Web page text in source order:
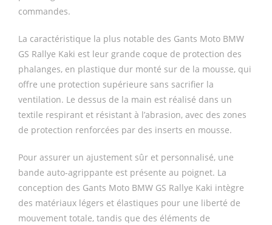
commandes.
La caractéristique la plus notable des Gants Moto BMW
GS Rallye Kaki est leur grande coque de protection des
phalanges, en plastique dur monté sur de la mousse, qui
offre une protection supérieure sans sacrifier la
ventilation. Le dessus de la main est réalisé dans un
textile respirant et résistant à l’abrasion, avec des zones
de protection renforcées par des inserts en mousse.
Pour assurer un ajustement sûr et personnalisé, une
bande auto-agrippante est présente au poignet. La
conception des Gants Moto BMW GS Rallye Kaki intègre
des matériaux légers et élastiques pour une liberté de
mouvement totale, tandis que des éléments de